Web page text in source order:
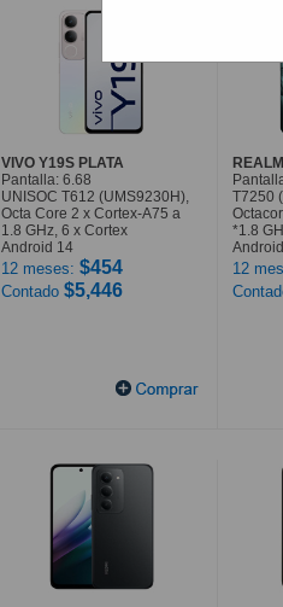
VIVO Y19S PLATA
Pantalla: 6.68
UNISOC T612 (UMS9230H),
Octa Core 2 x Cortex-A75 a
1.8 GHz, 6 x Cortex
Android 14
12 meses: $454
Contado $5,446
T7250
*1.8
12